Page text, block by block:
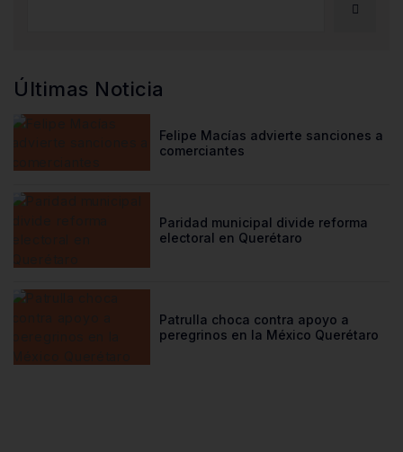
Últimas Noticia
Felipe Macías advierte sanciones a
comerciantes
Paridad municipal divide reforma
electoral en Querétaro
Patrulla choca contra apoyo a
peregrinos en la México Querétaro